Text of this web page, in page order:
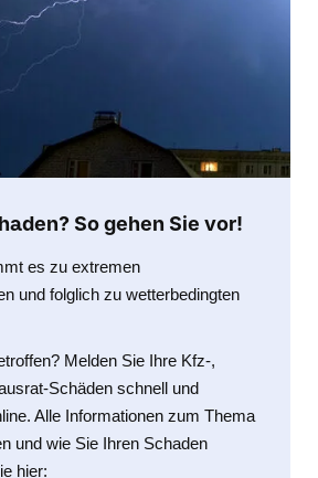
So gehen Sie vor!
es zu extremen
und folglich zu wetterbedingten
Melden Sie Ihre Kfz-,
Schäden schnell und
Alle Informationen zum Thema
und wie Sie Ihren Schaden
hier: